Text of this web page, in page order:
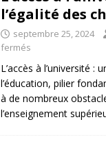
l’égalité des
septembre 25, 2024
fermés
L’accès à l’université :
l’éducation, pilier
à de nombreux
l’enseignement